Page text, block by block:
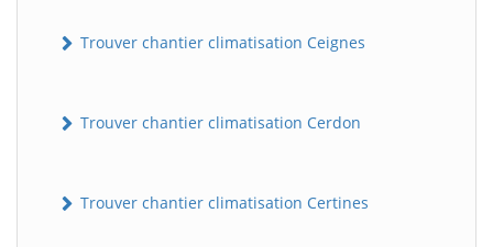
Trouver chantier climatisation Ceignes
Trouver chantier climatisation Cerdon
Trouver chantier climatisation Certines